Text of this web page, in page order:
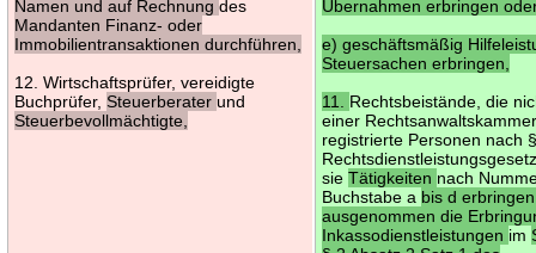
Namen und auf Rechnungdes
Mandanten Finanz- oder
Immobilientransaktionen durchführen,
12. Wirtschaftsprüfer, vereidigte
Buchprüfer,Steuerberaterund
Steuerbevollmächtigte,
Übernahmen erbringen
e) geschäftsmäßig
Steuersachen erbringen,
11. Rechtsbeistände, die
einer
registrierte Personen nach
sieTätigkeiten nach
Buchstabe a bis d
ausgenommen die
Inkassodienstleistungen im